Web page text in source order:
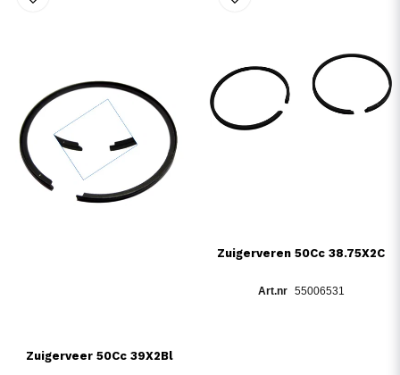
Zuigerveer 50Cc 39X2Bl
Zuigerveren 50Cc 38.75X2C
55006531